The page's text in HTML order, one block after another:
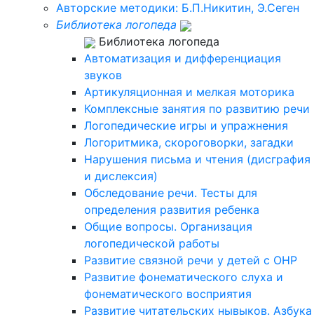
Авторские методики: Б.П.Никитин, Э.Сеген
Библиотека логопеда
Библиотека логопеда
Автоматизация и дифференциация
звуков
Артикуляционная и мелкая моторика
Комплексные занятия по развитию речи
Логопедические игры и упражнения
Логоритмика, скороговорки, загадки
Нарушения письма и чтения (дисграфия
и дислексия)
Обследование речи. Тесты для
определения развития ребенка
Общие вопросы. Организация
логопедической работы
Развитие связной речи у детей с ОНР
Развитие фонематического слуха и
фонематического восприятия
Развитие читательских нывыков. Азбука